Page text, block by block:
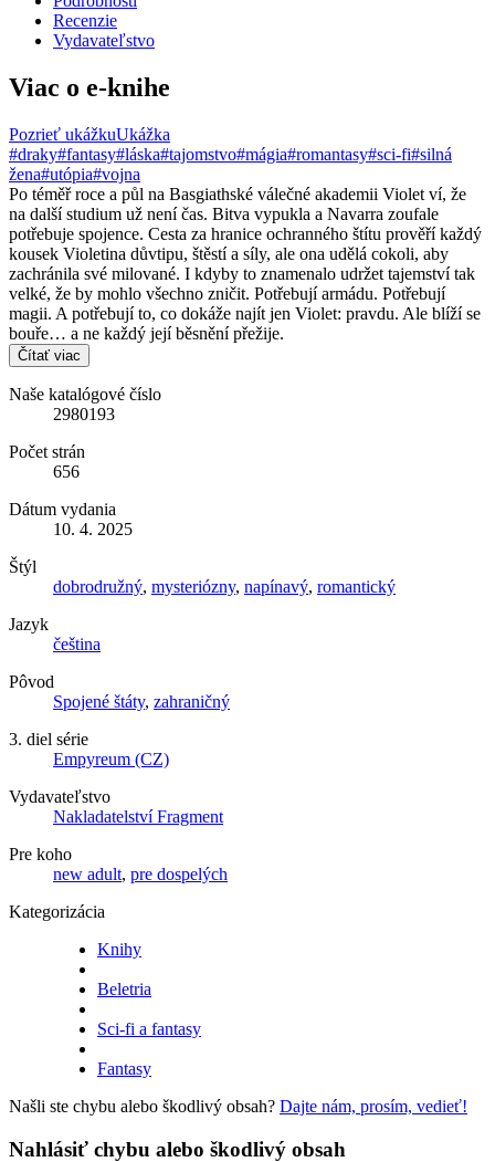
Recenzie
Vydavateľstvo
Viac o e-knihe
Pozrieť ukážkuUkážka
#draky#fantasy#láska#tajomstvo#mágia#romantasy#sci-fi#silná
žena#utópia#vojna
Po téměř roce a půl na Basgiathské válečné akademii Violet ví, že
na další studium už není čas. Bitva vypukla a Navarra zoufale
potřebuje spojence. Cesta za hranice ochranného štítu prověří každý
kousek Violetina důvtipu, štěstí a síly, ale ona udělá cokoli, aby
zachránila své milované. I kdyby to znamenalo udržet tajemství tak
velké, že by mohlo všechno zničit. Potřebují armádu. Potřebují
magii. A potřebují to, co dokáže najít jen Violet: pravdu. Ale blíží se
bouře… a ne každý její běsnění přežije.
Čítať viac
Naše katalógové číslo
2980193
Počet strán
656
Dátum vydania
10. 4. 2025
Štýl
dobrodružný, mysteriózny, napínavý, romantický
Jazyk
čeština
Pôvod
Spojené štáty, zahraničný
3. diel série
Empyreum (CZ)
Vydavateľstvo
Nakladatelství Fragment
Pre koho
new adult, pre dospelých
Kategorizácia
Knihy
Beletria
Sci-fi a fantasy
Fantasy
Našli ste chybu alebo škodlivý obsah? Dajte nám, prosím, vedieť!
Nahlásiť chybu alebo škodlivý obsah